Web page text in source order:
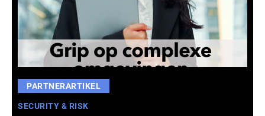
PARTNERARTIKEL
SECURITY & RISK